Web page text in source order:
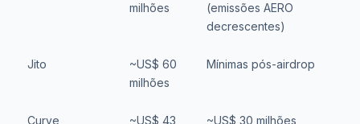
milhões
(emissões AERO
decrescentes)
Jito
~US$ 60
milhões
Mínimas pós-airdrop
Curve
~US$ 43
~US$ 30 milhões